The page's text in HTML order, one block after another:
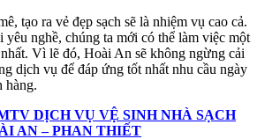
tạo ra vẻ đẹp sạch sẽ là nhiệm vụ cao cả.
nghề, chúng ta mới có thể làm việc một
Vì lẽ đó, Hoài An sẽ không ngừng cải
dịch vụ để đáp ứng tốt nhất nhu cầu ngày
hàng.
DỊCH VỤ VỆ SINH NHÀ SẠCH
AN – PHAN THIẾT